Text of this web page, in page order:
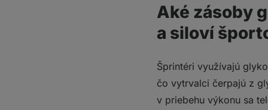
Aké zásoby
a siloví
Šprintéri využívajú
čo vytrvalci čerpajú z
v priebehu výkonu sa